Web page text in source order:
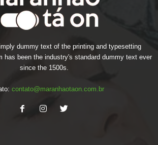
dummy text of the printing and typesetting
has been the industry's standard dummy text ever
since the 1500s.
contato@maranhaotaon.com.br